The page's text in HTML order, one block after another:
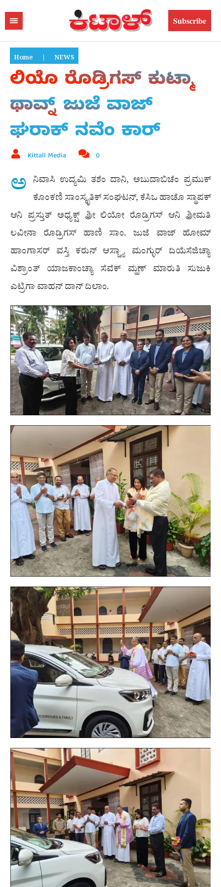
Subscribe
Home | NEWS
ಲಿಯೊ ರೊಡ್ರಿಗಸ್ ಕುಟ್ಮಾ
ಥಾವ್ನ್ ಜುಜೆ ವಾಜ್
ಘರಾಕ್ ನವೆಂ ಕಾರ್
Kittall Media 0
ಅ ನಿವಾಸಿ ಉದ್ಯಮಿ ತಶೆಂ ದಾನಿ, ಅಬುದಾಬಿಚೆಂ ಪ್ರಮುಕ್
ಕೊಂಕಣಿ ಸಾಂಸ್ಕೃತಿಕ್ ಸಂಘಟನ್, ಕೆಸಿಒ ಹಾಚೊ ಸ್ಥಾಪಕ್
ಆನಿ ಪ್ರಸ್ತುತ್ ಅಧ್ಯಕ್ಷ್ ಶ್ರೀ ಲಿಯೋ ರೊಡ್ರಿಗಸ್ ಆನಿ ಶ್ರೀಮತಿ
ಲವೀನಾ ರೊಡ್ರಿಗಸ್ ಹಾಣಿ ಸಾಂ. ಜುಜೆ ವಾಜ್ ಹೋಮ್
ಹಾಂಗಾಸರ್ ವಸ್ತಿ ಕರುನ್ ಆಸ್ಚ್ಯಾ ಮಂಗ್ಳುರ್ ದಿಯೆಸೆಜಿಚ್ಯಾ
ವಿಶ್ರಾಂತ್ ಯಾಜಕಾಂಚ್ಯಾ ಸೆವೆಕ್ ಮ್ಹಣ್ ಮಾರುತಿ ಸುಜುಕಿ
ಎಟ್ರಿಗಾ ವಾಹನ್ ದಾನ್ ದಿಲಾಂ.